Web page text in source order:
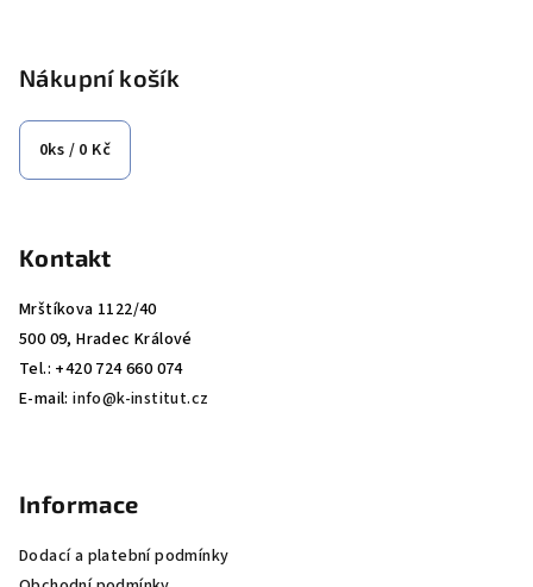
Nákupní košík
0ks / 0 Kč
Kontakt
Mrštíkova 1122/40
500 09, Hradec Králové
Tel.: +420 724 660 074
E-mail:info@k-institut.cz
Informace
Dodací a platební podmínky